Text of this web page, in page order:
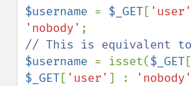
$username = $_GET[ 'user'
'nobody'
$username = isset($_GET[
$_GET[ 'user' ] : 'nobody'